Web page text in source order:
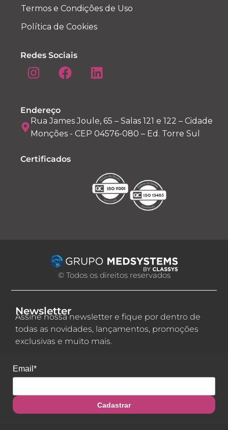
Termos e Condições de Uso
Política de Cookies
Redes Sociais
Endereço
Rua James Joule, 65 – Salas 121 e 122 – Cidade
Monções - CEP 04576-080 – Ed. Torre Sul
Certificados
© Todos os direitos reservados
Newsletter
Assine nossa newsletter e fique por dentro de
todas as novidades, lançamentos, promoções
exclusivas e muito mais.
Email*
Cadastrar